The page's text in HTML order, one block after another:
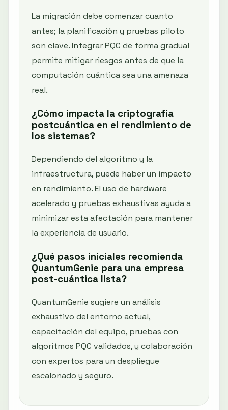
La migración debe comenzar cuanto
antes; la planificación y pruebas piloto
son clave. Integrar PQC de forma gradual
permite mitigar riesgos antes de que la
computación cuántica sea una amenaza
real.
¿Cómo impacta la criptografía
postcuántica en el rendimiento de
los sistemas?
Dependiendo del algoritmo y la
infraestructura, puede haber un impacto
en rendimiento. El uso de hardware
acelerado y pruebas exhaustivas ayuda a
minimizar esta afectación para mantener
la experiencia de usuario.
¿Qué pasos iniciales recomienda
QuantumGenie para una empresa
post-cuántica lista?
QuantumGenie sugiere un análisis
exhaustivo del entorno actual,
capacitación del equipo, pruebas con
algoritmos PQC validados, y colaboración
con expertos para un despliegue
escalonado y seguro.